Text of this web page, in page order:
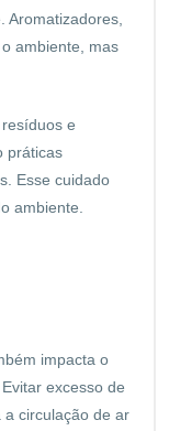
Aromatizadores,
ambiente, mas
e
práticas
Esse cuidado
ambiente.
impacta o
excesso de
circulação de ar